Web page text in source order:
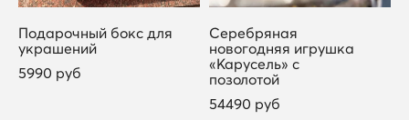
Подарочный бокс для
украшений
5990 руб
Серебряная
новогодняя игрушка
«Карусель» с
позолотой
54490 руб